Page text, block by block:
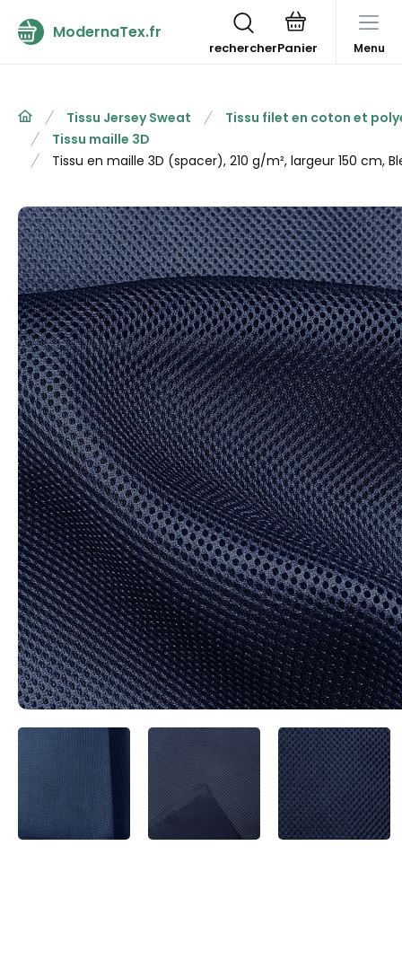
ModernaTex.fr
rechercher Menu
Tissu Jersey Sweat
Tissu filet en coton et
Tissu maille 3D
Tissu en maille 3D (spacer), 210 g/m², largeur 150 cm,